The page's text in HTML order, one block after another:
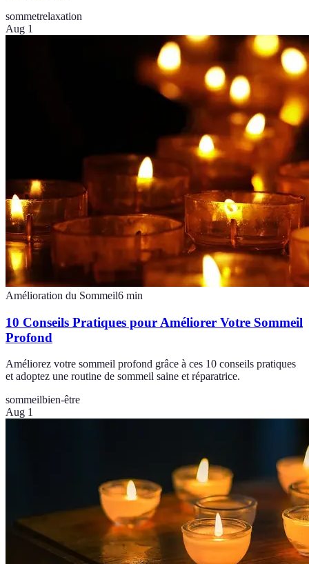
sommetrelaxation
Aug 1
Amélioration du Sommeil6 min
10 Conseils Pratiques pour Améliorer Votre Sommeil
Profond
Améliorez votre sommeil profond grâce à ces 10 conseils pratiques
et adoptez une routine de sommeil saine et réparatrice.
sommeilbien-être
Aug 1